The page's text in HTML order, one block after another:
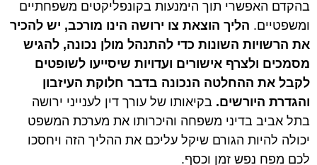
בהקדם האפשרי תוך הימנעות בקונפליקטים משפחתיים
ומשפטיים. הליך הוצאת צו ירושה הינו מורכב, יש להכיר
את הרשויות השונות כדי להתנהל מולן נכונה, להגיש
מסמכים ולצרף אישורים ועדויות שיסייעו לשופטים
לקבל את ההחלטה הנכונה בדבר חלוקת העיזבון
והגדרת היורשים. בקיאותו של עורך דין לענייני ירושה
בתל אביב בדיני משפחה והיכרותו את מערכת המשפט
יכולה להיות הגורם שיקל עליכם את ההליך הזה ויחסכו
לכם מפח נפש זמן וכסף.